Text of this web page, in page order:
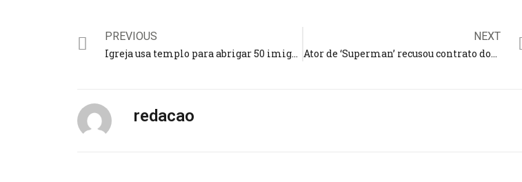
PREVIOUS
Igreja usa templo para abrigar 50 imigrantes sem-tetos: “Nossa missão é ajudar”
NEXT
Ator de ‘Superman’ recusou contrato dos sonhos para se dedicar ao filho: “Valeu a pena”
redacao